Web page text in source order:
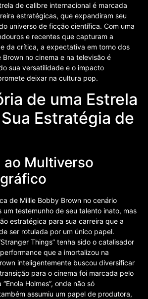
de calibre internacional é marcada
estratégicas, que expandiram seu
universo de ficção científica. Com uma
e recentes que capturam a
da crítica, a expectativa em torno dos
no cinema e na televisão é
sua versatilidade e o impacto
deixar na cultura pop.
de uma Estrela
Estratégia de
ao Multiverso
de Millie Bobby Brown no cenário
um testemunho de seu talento inato, mas
estratégica para sua carreira que a
ser rotulada por um único papel.
Things” tenha sido o catalisador
que a imortalizou na
inteligentemente buscou diversificar
para o cinema foi marcada pelo
Holmes”, onde não só
assumiu um papel de produtora,